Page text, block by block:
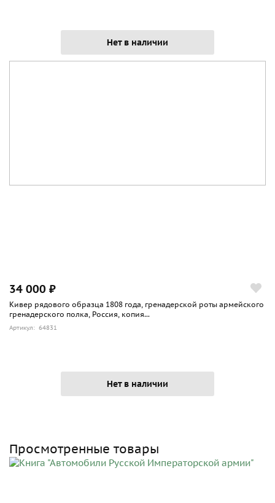
Нет в наличии
34 000 ₽
Кивер рядового образца 1808 года, гренадерской роты армейского
гренадерского полка, Россия, копия...
Артикул: 64831
Нет в наличии
Просмотренные товары